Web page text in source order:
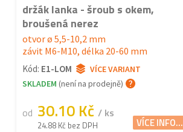
držák lanka - šroub s okem,
broušená nerez
otvor ø 5,5-10,2 mm
závit M6-M10, délka 20-60 mm
Kód: E1-LOM
VÍCE VARIANT
SKLADEM (není na prodejně)
od 30.10 Kč / ks
24.88 Kč bez DPH VÍCE INFO...